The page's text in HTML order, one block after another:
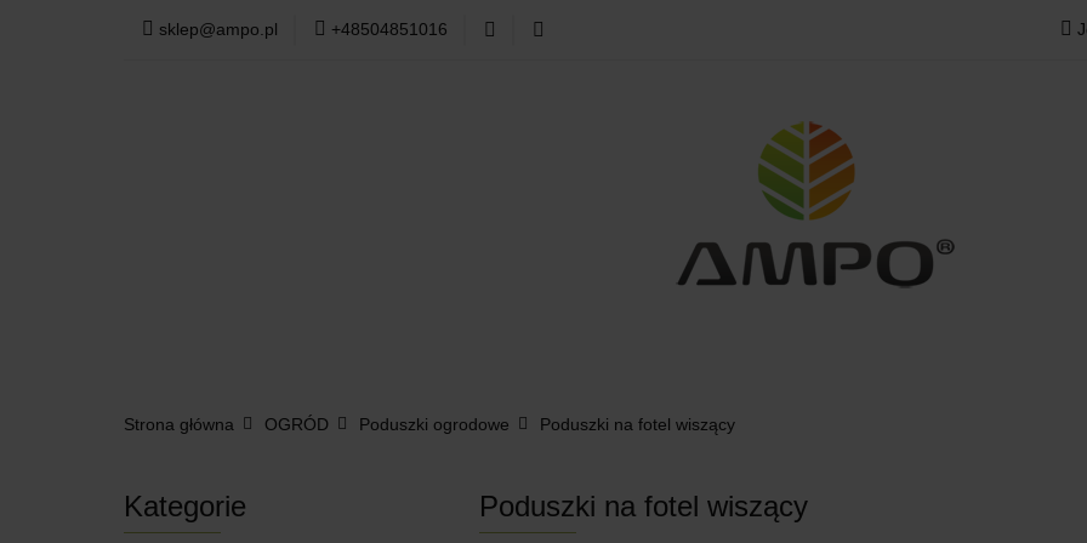
sklep@ampo.pl +48504851016
PODUSZKI OGRODOWE POKROWCE
KONTAKT
Strona główna OGRÓD Poduszki ogrodowe Poduszki na fotel wiszący
Kategorie Poduszki na fotel wiszący